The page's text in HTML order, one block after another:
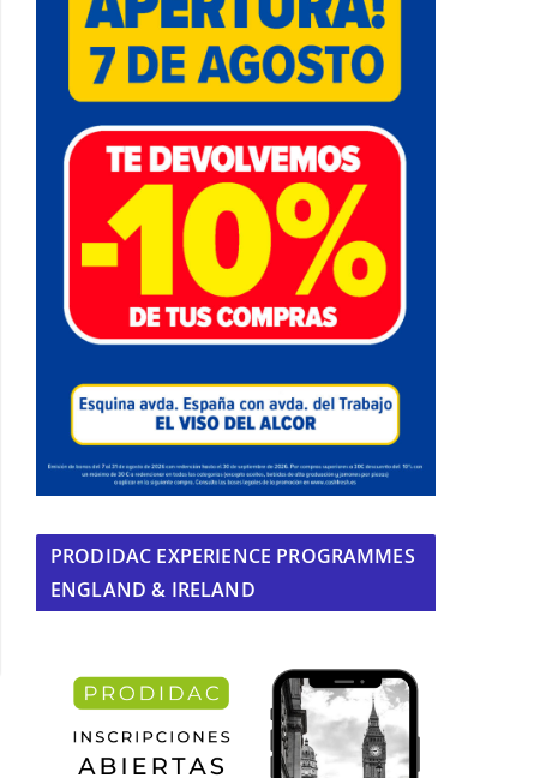
PRODIDAC EXPERIENCE PROGRAMMES
ENGLAND & IRELAND